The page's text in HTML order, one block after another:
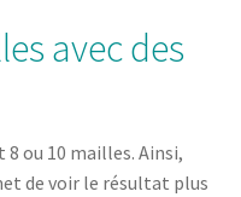
avec des
ou 10 mailles. Ainsi,
de voir le résultat plus